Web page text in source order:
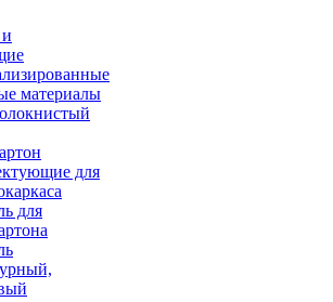
материалы
для
для